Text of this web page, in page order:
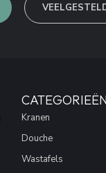
CATEGORIEËN
Kranen
Douche
Wastafels